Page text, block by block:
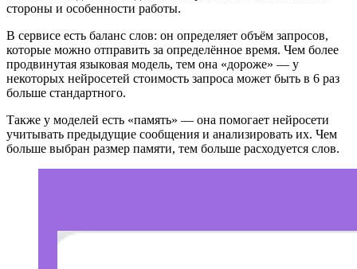
стороны и особенности работы.
В сервисе есть баланс слов: он определяет объём запросов,
которые можно отправить за определённое время. Чем более
продвинутая языковая модель, тем она «дороже» — у
некоторых нейросетей стоимость запроса может быть в 6 раз
больше стандартного.
Также у моделей есть «память» — она помогает нейросети
учитывать предыдущие сообщения и анализировать их. Чем
больше выбран размер памяти, тем больше расходуется слов.